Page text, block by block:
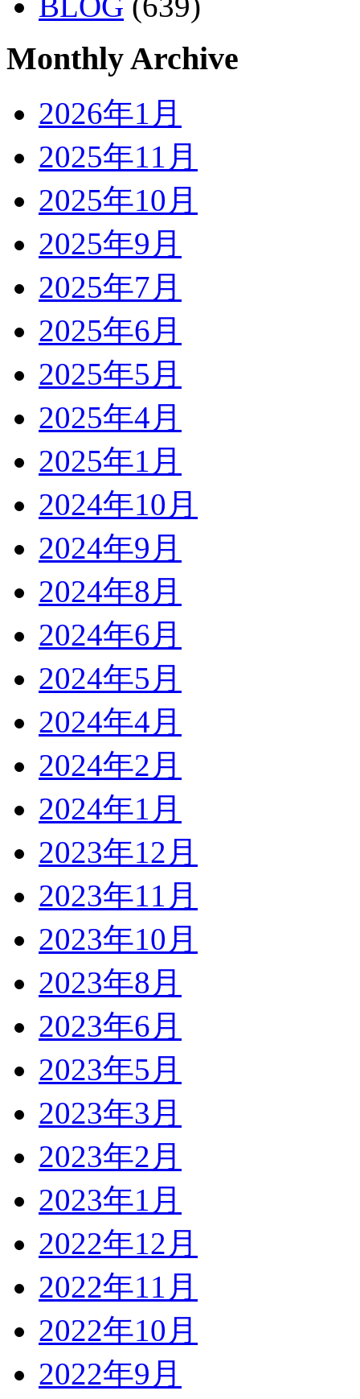
Monthly Archive
2026年1月
2025年11月
2025年10月
2025年9月
2025年7月
2025年6月
2025年5月
2025年4月
2025年1月
2024年10月
2024年9月
2024年8月
2024年6月
2024年5月
2024年4月
2024年2月
2024年1月
2023年12月
2023年11月
2023年10月
2023年8月
2023年6月
2023年5月
2023年3月
2023年2月
2023年1月
2022年12月
2022年11月
2022年10月
2022年9月